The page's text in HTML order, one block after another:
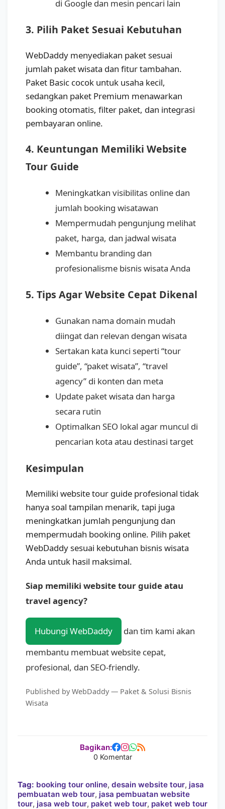
di Google dan mesin pencari lain
3. Pilih Paket Sesuai Kebutuhan
WebDaddy menyediakan paket sesuai
jumlah paket wisata dan fitur tambahan.
Paket Basic cocok untuk usaha kecil,
sedangkan paket Premium menawarkan
booking otomatis, filter paket, dan integrasi
pembayaran online.
4. Keuntungan Memiliki Website
Tour Guide
Meningkatkan visibilitas online dan
jumlah booking wisatawan
Mempermudah pengunjung melihat
paket, harga, dan jadwal wisata
Membantu branding dan
profesionalisme bisnis wisata Anda
5. Tips Agar Website Cepat Dikenal
Gunakan nama domain mudah
diingat dan relevan dengan wisata
Sertakan kata kunci seperti “tour
guide”, “paket wisata”, “travel
agency” di konten dan meta
Update paket wisata dan harga
secara rutin
Optimalkan SEO lokal agar muncul di
pencarian kota atau destinasi target
Kesimpulan
Memiliki website tour guide profesional tidak
hanya soal tampilan menarik, tapi juga
meningkatkan jumlah pengunjung dan
mempermudah booking online. Pilih paket
WebDaddy sesuai kebutuhan bisnis wisata
Anda untuk hasil maksimal.
Siap memiliki website tour guide atau
travel agency?
Hubungi WebDaddy
dan tim kami akan
membantu membuat website cepat,
profesional, dan SEO-friendly.
Published by WebDaddy — Paket & Solusi Bisnis
Wisata
Bagikan:
0 Komentar
Tag: booking tour online, desain website tour, jasa
pembuatan web tour, jasa pembuatan website
tour, jasa web tour, paket web tour, paket web tour